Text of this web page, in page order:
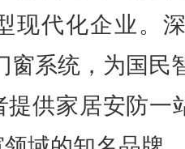
现代化企业。
窗系统，为国民
提供家居安防一